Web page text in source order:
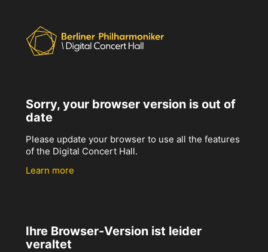
Sorry, your browser version is out of
date
Please update your browser to use all the features
of the Digital Concert Hall.
Learn more
Ihre Browser-Version ist leider
veraltet